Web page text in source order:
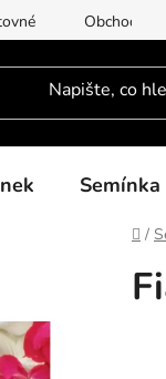
Obchodní
Semínka
/